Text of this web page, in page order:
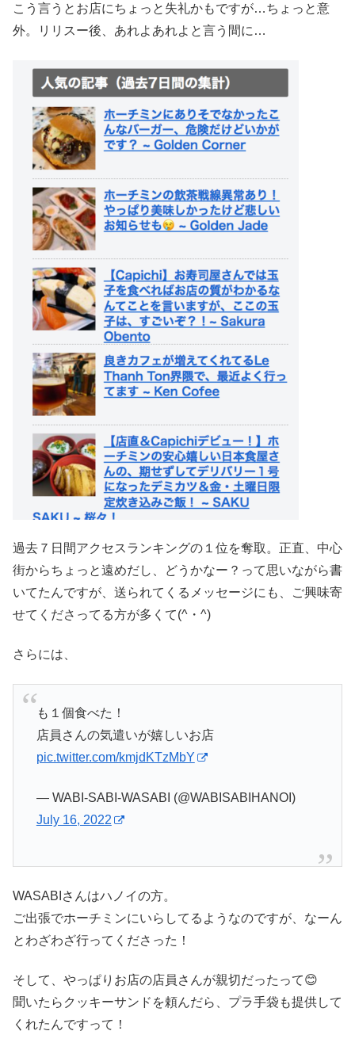
こう言うとお店にちょっと失礼かもですが…ちょっと意
外。リリスー後、あれよあれよと言う間に…
過去７日間アクセスランキングの１位を奪取。正直、中心
街からちょっと遠めだし、どうかなー？って思いながら書
いてたんですが、送られてくるメッセージにも、ご興味寄
せてくださってる方が多くて(^・^)
さらには、
も１個食べた！
店員さんの気遣いが嬉しいお店
pic.twitter.com/kmjdKTzMbY
— WABI-SABI-WASABI (@WABISABIHANOI)
July 16, 2022
WASABIさんはハノイの方。
ご出張でホーチミンにいらしてるようなのですが、なーん
とわざわざ行ってくださった！
そして、やっぱりお店の店員さんが親切だったって😊
聞いたらクッキーサンドを頼んだら、プラ手袋も提供して
くれたんですって！